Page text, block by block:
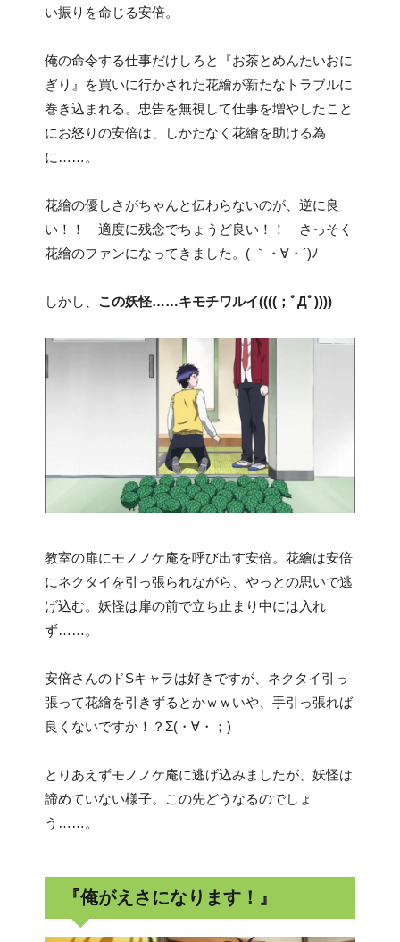
い振りを命じる安倍。
俺の命令する仕事だけしろと『お茶とめんたいおに
ぎり』を買いに行かされた花繪が新たなトラブルに
巻き込まれる。忠告を無視して仕事を増やしたこと
にお怒りの安倍は、しかたなく花繪を助ける為
に……。
花繪の優しさがちゃんと伝わらないのが、逆に良
い！！ 適度に残念でちょうど良い！！ さっそく
花繪のファンになってきました。( ｀・∀・´)ﾉ
しかし、 この妖怪……キモチワルイ((((；ﾟДﾟ))))
教室の扉にモノノケ庵を呼び出す安倍。花繪は安倍
にネクタイを引っ張られながら、やっとの思いで逃
げ込む。妖怪は扉の前で立ち止まり中には入れ
ず……。
安倍さんのドSキャラは好きですが、ネクタイ引っ
張って花繪を引きずるとかｗｗいや、手引っ張れば
良くないですか！？Σ(・∀・；)
とりあえずモノノケ庵に逃げ込みましたが、妖怪は
諦めていない様子。この先どうなるのでしょ
う……。
『俺がえさになります！』